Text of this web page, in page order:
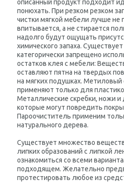
описанный продукт подходит
понюхать. При резком резком
чистки мягкой мебели лучше не
впитывается, а не стирается
надолго будут ощущать
химического запаха.
категорически запрещено
остатков клея с мебели:
оставляют пятна на твердых
на мягких подушках.
применяют только для
Металлические скребки, ножи и
которые могут повредить
Пароочиститель применим
натурального дерева.
Существует множество
липких образований с липкой
ознакомиться со всеми
подходящем. Желательно
протестировать любое из